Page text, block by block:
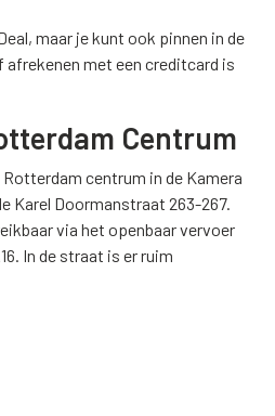
maar je kunt ook pinnen in de
met een creditcard is
Centrum
centrum in de Kamera
Karel Doormanstraat 263-267.
via het openbaar vervoer
In de straat is er ruim